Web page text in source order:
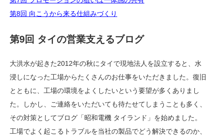
第8回 向こうから来る仕組みづくり
第9回 タイの営業支えるブログ
大洪水が起きた2012年の秋にタイで現地法人を設立すると、水
浸しになった工場からたくさんのお仕事をいただきました。復旧
とともに、工場の環境をよくしたいという要望が多くありまし
た。しかし、ご連絡をいただいても待たせてしまうことも多く、
その対策としてブログ「昭和電機 タイランド」を始めました。
工場でよく起こるトラブルを当社の製品でどう解決できるのか、